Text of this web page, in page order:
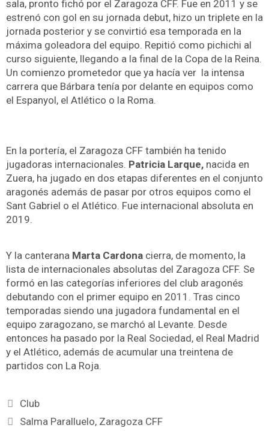
sala, pronto fichó por el Zaragoza CFF. Fue en 2011 y se
estrenó con gol en su jornada debut, hizo un triplete en la
jornada posterior y se convirtió esa temporada en la
máxima goleadora del equipo. Repitió como pichichi al
curso siguiente, llegando a la final de la Copa de la Reina.
Un comienzo prometedor que ya hacía ver la intensa
carrera que Bárbara tenía por delante en equipos como
el Espanyol, el Atlético o la Roma.
En la portería, el Zaragoza CFF también ha tenido
jugadoras internacionales. Patricia Larque, nacida en
Zuera, ha jugado en dos etapas diferentes en el conjunto
aragonés además de pasar por otros equipos como el
Sant Gabriel o el Atlético. Fue internacional absoluta en
2019.
Y la canterana Marta Cardona cierra, de momento, la
lista de internacionales absolutas del Zaragoza CFF. Se
formó en las categorías inferiores del club aragonés
debutando con el primer equipo en 2011. Tras cinco
temporadas siendo una jugadora fundamental en el
equipo zaragozano, se marchó al Levante. Desde
entonces ha pasado por la Real Sociedad, el Real Madrid
y el Atlético, además de acumular una treintena de
partidos con La Roja.
Club
Salma Paralluelo, Zaragoza CFF